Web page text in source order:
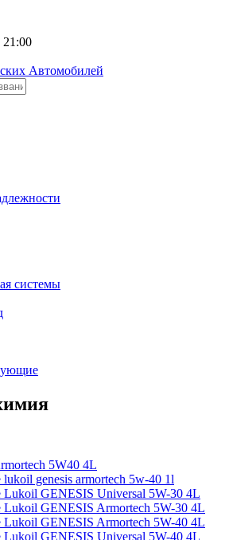
Автомобилей
системы
5W40 4L
genesis armortech 5w-40 1l
GENESIS Universal 5W-30 4L
GENESIS Armortech 5W-30 4L
GENESIS Armortech 5W-40 4L
GENESIS Universal 5W-40 4L